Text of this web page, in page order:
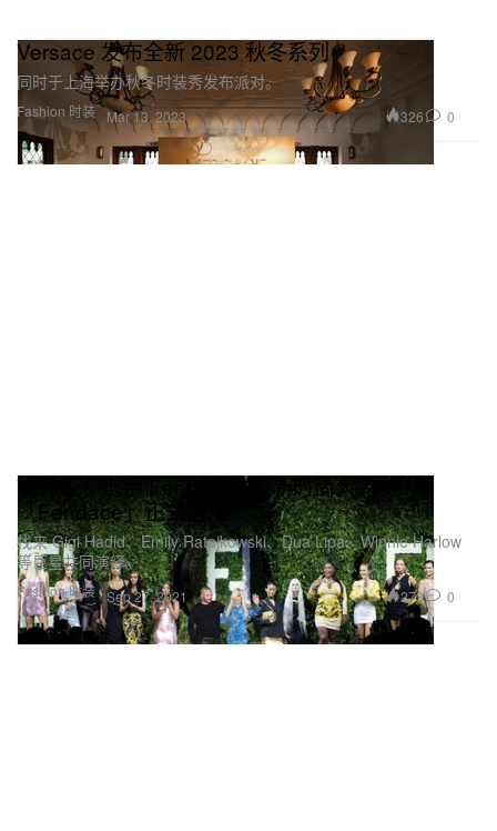
Fashion 时装
Versace 发布全新 2023 秋冬系列
同时于上海举办秋冬时装秀发布派对。
Mar 13, 2023 326 0
Fashion 时装
Versace 携手 Fendi 合作最新时尚大秀
「Fendace」正式登场
找来 Gigi Hadid、Emily Ratajkowski、Dua Lipa、Winnie Harlow
等巨星共同演绎。
Sep 27, 2021 273 0